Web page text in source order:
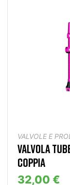
VALVOLE E
VALVOLA
COPPIA
32,00 €